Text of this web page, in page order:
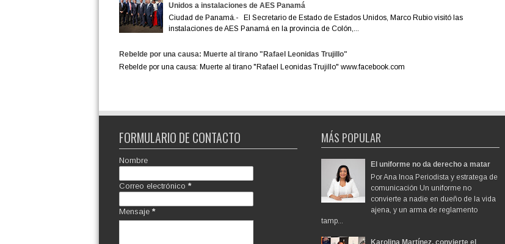
Unidos a instalaciones de AES Panamá
Ciudad de Panamá.- El Secretario de Estado de Estados Unidos, Marco Rubio visitó las
instalaciones de AES Panamá en la provincia de Colón,...
Rebelde por una causa: Muerte al tirano "Rafael Leonidas Trujillo"
Rebelde por una causa: Muerte al tirano "Rafael Leonidas Trujillo" www.facebook.com
FORMULARIO DE CONTACTO
Nombre
Correo electrónico *
Mensaje *
MÁS POPULAR
El uniforme no da derecho a matar
Por Ana Inoa Periodista y estratega de
comunicación Un uniforme no
convierte a nadie en dueño de la vida
ajena, y un arma de reglamento
tamp...
Karolina Martínez, convierte el